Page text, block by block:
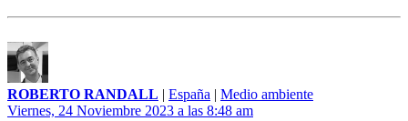
ROBERTO RANDALL | España | Medio ambiente
Viernes, 24 Noviembre 2023 a las 8:48 am